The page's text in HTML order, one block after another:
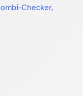
Checker,